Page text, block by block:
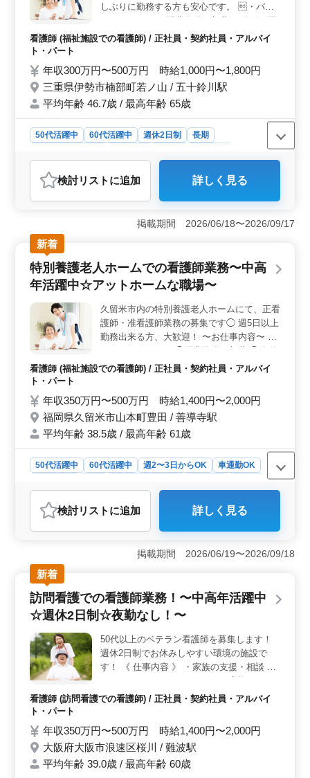
しぶりに勤務する方も安心です。 ・バイ
タルチェック ・配薬準備、与薬 ・簡単な医
療処置 ・外出の付き添い ・介護職員への医
り。年齢の落選はございません ☆年間休日
120日。長期休暇もあります ☆即日勤務可能
看護師 (福祉施設での看護師) / 正社員・契約社員・アルバイ
ト・パート
年収300万円〜500万円 時給1,000円〜1,800円
三重県伊勢市楠部町若ノ山 / 五十鈴川駅
平均年齢 46.7歳 / 最高年齢 65歳
50代活躍中 60代活躍中 週休2日制
長期
おすすめポイント
＜職場の特徴＞ 三重県伊勢市に位置する介護老人施設
では、中高年の看護師が活躍しています。60代の方も採
用実績があり、年齢に関係なく活躍できる環境です。年
間休日が120日あり、長期休暇も取得できるため、メリハ
リをつけて働くことができます。 ＜業務内容＞ 介
護老人施設での看護師業務を担当します。バイタルチェ
ックや配薬準備、医療処置などの業務を通じて、入居者
る指導や入浴の介助、ベッドメイキングなど、入居者の
日常生活のサポートも行います。 ＜魅力＞ 中高年
が活躍する職場であり、経験豊富な方々が多く集まって
います。即日勤務も可能なため、早めに新しい職場での
スタートを切りたい方にもオススメです。
検討リスト に追加 詳しく見る
掲載期間 2026/06/18〜2026/09/17
新着
特別養護老人ホームでの看護師業務〜中高
年活躍中☆アットホームな職場〜
久留米市内の特別養護老人ホームにて、正看
護師・准看護師業務の募集です◯ 週5日以上
勤務出来る方、大歓迎！ 〜お仕事内容〜 ◯
な医療処置 ◯吸引、呼吸器ケア ◯レクリエ
備 ◎車通勤可能 若いスタッフが経験者の力
を必要としています！ シニア層積極的に採
用しております♪一緒に働きませんか？
看護師 (福祉施設での看護師) / 正社員・契約社員・アルバイ
ト・パート
年収350万円〜500万円 時給1,400円〜2,000円
福岡県久留米市山本町豊田 / 善導寺駅
平均年齢 38.5歳 / 最高年齢 61歳
50代活躍中 60代活躍中 週2〜3日からOK
車通勤OK
おすすめポイント
＜働きやすさ＞ 特別養護老人ホームでの看護師業務の
お仕事です。中高年の方々が活躍するアットホームな職
場環境で、週休2日制や残業が少ないため、仕事とプライ
ベートの両立がしやすいです。また、車通勤も可能で、
通勤時間を節約できます。 ＜業務内容＞ バイタル
チェックや配薬準備、医療処置、吸引、レクリエーショ
ンの補助など、幅広い業務があります。経験豊富なシニ
す。 ＜特徴＞ シニア層の方々が積極的に採用され
ており、経験豊富な方々が求められています。残業が少
なく、社会保険完備で安心して働ける環境です。一緒に
アットホームな職場で働くことが可能です。
検討リスト に追加 詳しく見る
掲載期間 2026/06/19〜2026/09/18
新着
訪問看護での看護師業務！〜中高年活躍中
☆週休2日制☆夜勤なし！〜
50代以上のベテラン看護師を募集します！
週休2日制でお休みしやすい環境の施設で
す！ 《 仕事内容 》 ・家族の支援・相談 ・
・点滴 ・インシュリン注射 等 《 特徴 》 ＊
経験を活かして頂ける方のご応募お待ちして
おります！
看護師 (訪問看護での看護師) / 正社員・契約社員・アルバイ
ト・パート
年収350万円〜500万円 時給1,400円〜2,000円
大阪府大阪市浪速区桜川 / 難波駅
平均年齢 39.0歳 / 最高年齢 60歳